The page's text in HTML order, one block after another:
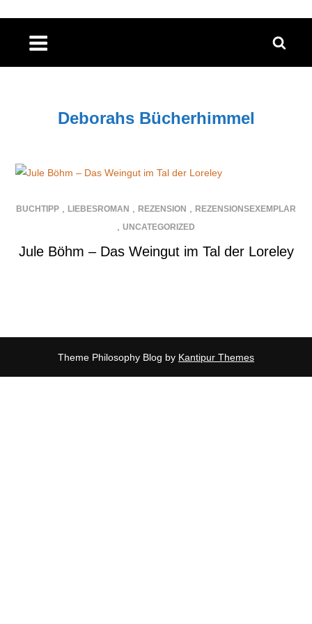
content
Deborahs Bücherhimmel
BUCHTIPP , LIEBESROMAN , REZENSION , REZENSIONSEXEMPLAR
, UNCATEGORIZED
Jule Böhm – Das Weingut im Tal der Loreley
Theme Philosophy Blog by Kantipur Themes